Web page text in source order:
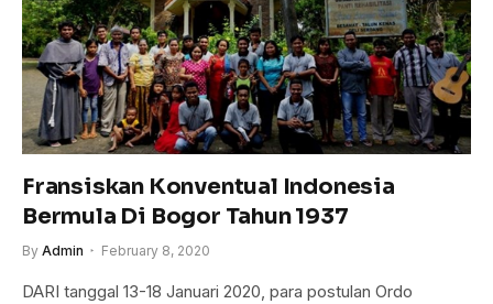
Fransiskan Konventual Indonesia
Bermula Di Bogor Tahun 1937
By Admin February 8, 2020
DARI tanggal 13-18 Januari 2020, para postulan Ordo